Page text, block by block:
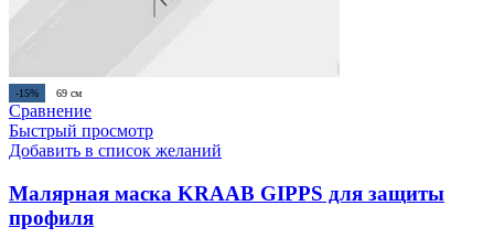
-15% 69 см
Сравнение
Быстрый просмотр
Добавить в список желаний
Малярная маска KRAAB GIPPS для защиты
профиля